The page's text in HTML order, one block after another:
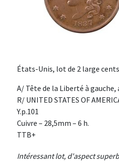
États-Unis, lot de 2 large
A/ Tête de la Liberté à
R/ UNITED STATES OF
Y.p.101
Cuivre – 28,5mm – 6 h.
TTB+
Intéressant lot, d'aspect